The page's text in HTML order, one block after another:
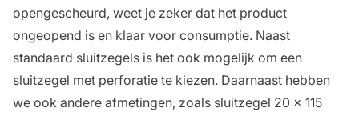
opengescheurd, weet je zeker dat het product
ongeopend is en klaar voor consumptie. Naast
standaard sluitzegels is het ook mogelijk om een
sluitzegel met perforatie te kiezen. Daarnaast hebben
we ook andere afmetingen, zoals sluitzegel 20 x 115